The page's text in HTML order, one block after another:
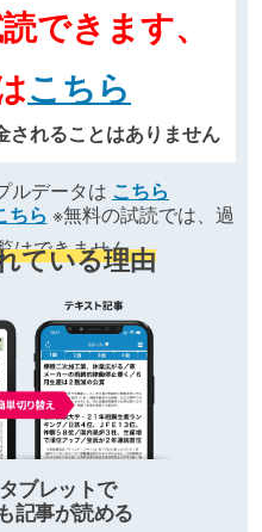
できます、
こちら
されることはありません
ルデータは こちら
ちら ※無料の試読では、過
はできません
ている理由
ブレットで
記事が読める